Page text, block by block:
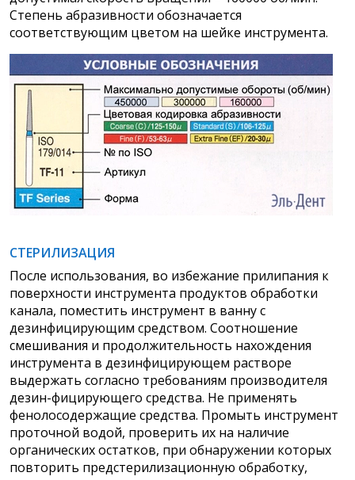
Степень абразивности обозначается
соответствующим цветом на шейке инструмента.
СТЕРИЛИЗАЦИЯ
После использования, во избежание прилипания к
поверхности инструмента продуктов обработки
канала, поместить инструмент в ванну с
дезинфицирующим средством. Соотношение
смешивания и продолжительность нахождения
инструмента в дезинфицирующем растворе
выдержать согласно требованиям производителя
дезин-фицирующего средства. Не применять
фенолосодержащие средства. Промыть инструмент
проточной водой, проверить их на наличие
органических остатков, при обнаружении которых
повторить предстерилизационную обработку,